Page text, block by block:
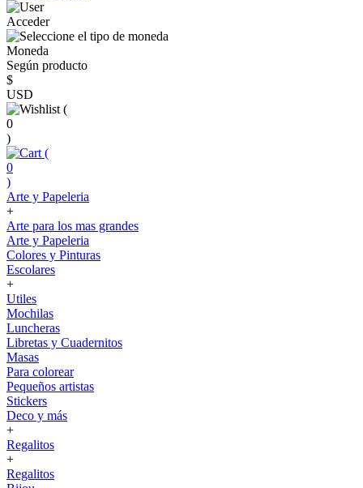
Acceder
Moneda
Según producto
$
USD
(
0
)
(
0
)
Arte y Papeleria
+
Arte para los mas grandes
Arte y Papeleria
Colores y Pinturas
Escolares
+
Utiles
Mochilas
Luncheras
Libretas y Cuadernitos
Masas
Para colorear
Pequeños artistas
Stickers
Deco y más
+
Regalitos
+
Regalitos